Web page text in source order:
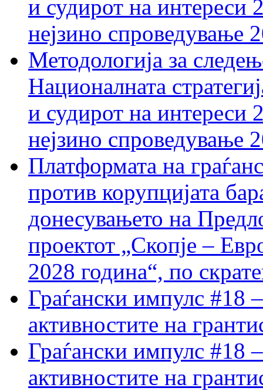
и судирот на интереси
нејзино спроведување
Методологија за
Националната
и судирот на интереси
нејзино спроведување
Платформата на
против корупцијата
донесувањето на
проектот „Скопје –
2028 година“, по
Граѓански импулс #18
активностите на
Граѓански импулс #18
активностите на